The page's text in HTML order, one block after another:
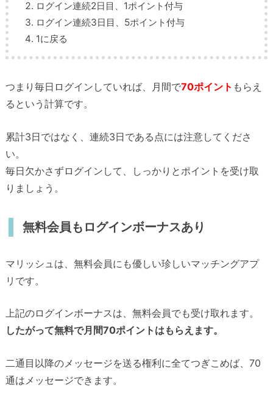
ログイン連続2日目、1ポイント付与
ログイン連続3日目、5ポイント付与
1に戻る
つまり毎日ログインしていれば、月間で70ポイント もらえ
るという計算です。
累計3日ではなく、連続3日である点には注意してくださ
い。
毎日欠かさずログインして、しっかりとポイントを受け取
りましょう。
無料会員もログインボーナスあり
マリッシュは、無料会員にも優しい珍しいマッチングアプ
リです。
上記のログインボーナスは、無料会員でも受け取れます。
したがって無料で月間70ポイントはもらえます。
二通目以降のメッセージを送る権利に全てつぎこめば、70
通はメッセージできます。